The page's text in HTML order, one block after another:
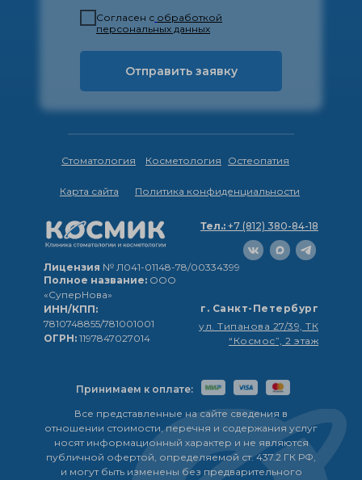
Согласен с обработкой
персональных данных
Отправить заявку
Тел.: +7 (812) 380-84-18
ул. Типанова 27/39, ТК
“Космос”, 2 этаж
г. Санкт-Петербург
Лицензия № Л041-01148-78/00334399
Полное название: ООО
«СуперНова»
ИНН/КПП:
7810748855/781001001
ОГРН: 1197847027014
Все представленные на сайте сведения в
отношении стоимости, перечня и содержания услуг
носят информационный характер и не являются
публичной офертой, определяемой ст. 437.2 ГК РФ,
и могут быть изменены без предварительного
Стоматология Косметология
Принимаем к оплате:
Остеопатия
Карта сайта Политика конфиденциальности